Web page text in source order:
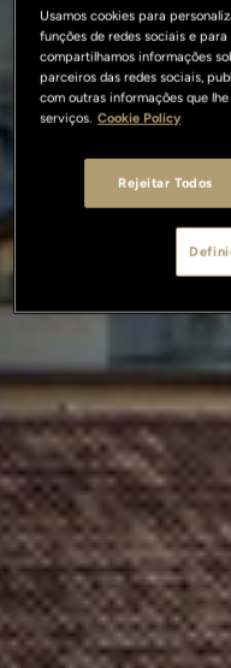
Usamos cookies para
funções de redes sociais e
compartilhamos informações
parceiros das redes sociais,
com outras informações que
serviços. Cookie Policy
Rejeitar Todos